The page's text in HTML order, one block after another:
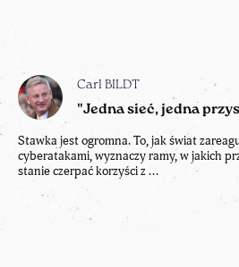
Carl BILDT
"Jedna sieć, jedna
Stawka jest ogromna. To, jak świat
cyberatakami, wyznaczy ramy, w jakich
stanie czerpać korzyści z ...